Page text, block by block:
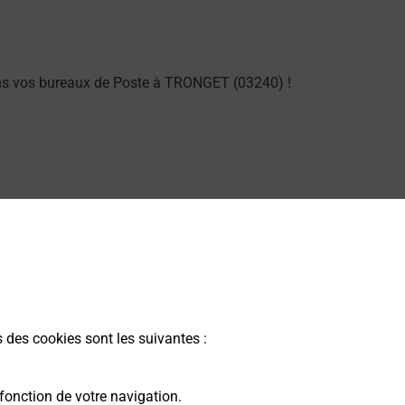
cookies sont les suivantes :
de votre navigation.
bureaux de Poste à TRONGET (03240) !
vos bureaux de Poste à TRONGET (03240) !
votre bureau de Poste à TRONGET.